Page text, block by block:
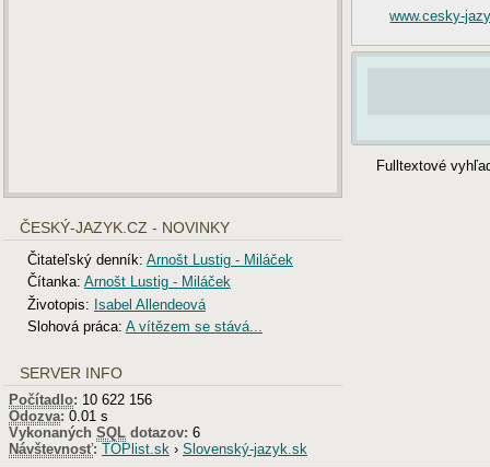
www.cesky-
Fulltextové
ČESKÝ-JAZYK.CZ - NOVINKY
Čitateľský denník: Arnošt Lustig - Miláček
Čítanka: Arnošt Lustig - Miláček
Životopis: Isabel Allendeová
Slohová práca: A vítězem se stává...
SERVER INFO
Počítadlo: 10 622 156
Odozva: 0.01 s
Vykonaných SQL dotazov: 6
Návštevnosť: TOPlist.sk › Slovenský-jazyk.sk